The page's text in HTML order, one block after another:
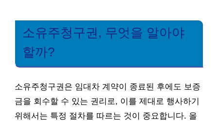
소유주청구권, 무엇을 알아야
할까?
소유주청구권은 임대차 계약이 종료된 후에도 보증
금을 회수할 수 있는 권리로, 이를 제대로 행사하기
위해서는 특정 절차를 따르는 것이 중요합니다. 올